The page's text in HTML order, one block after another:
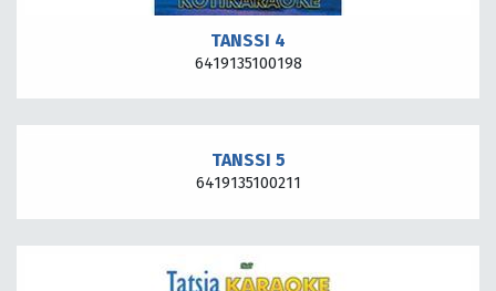
TANSSI 4
6419135100198
TANSSI 5
6419135100211